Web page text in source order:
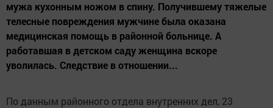
мужа кухонным ножом в спину. Получившему тяжелые
телесные повреждения мужчине была оказана
медицинская помощь в районной больнице. А
работавшая в детском саду женщина вскоре
уволилась. Следствие в отношении...
По данным районного отдела внутренних дел, 23